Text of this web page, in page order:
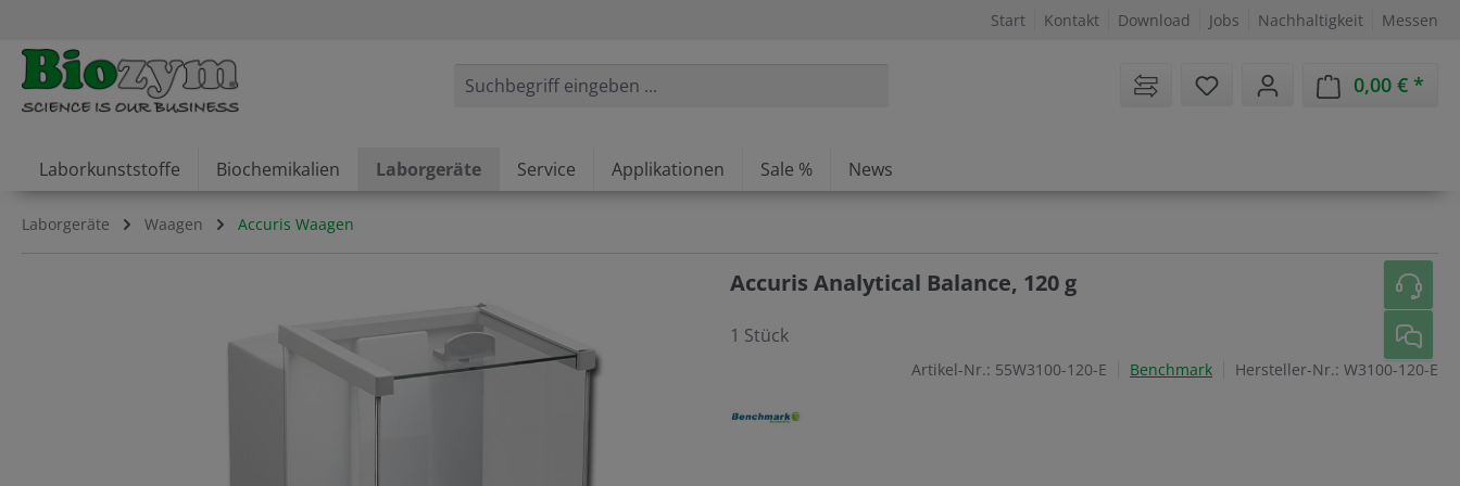
Start Kontakt Download Jobs Nachhaltigkeit Messen
Sie haben 0 Artikel auf dem
0,00 €
Laborkunststoffe Biochemikalien Laborgeräte Service Applikationen Sale % News
Laborgeräte Waagen Accuris Waagen
Accuris Analytical Balance, 120 g
1 Stück
Artikel-Nr.: 55W3100-120-E Benchmark Hersteller-Nr.: W3100-120-E